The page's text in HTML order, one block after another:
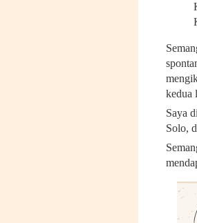
kedua
Saya
Solo,